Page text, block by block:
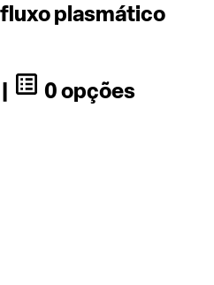
plasmático
0 opções